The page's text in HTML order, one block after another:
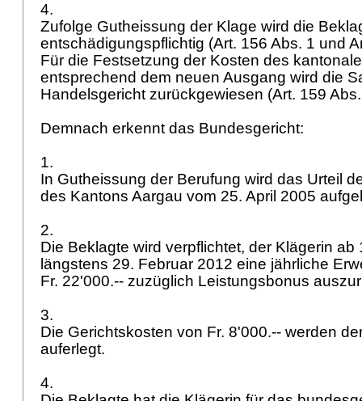
4.
Zufolge Gutheissung der Klage wird die
entschädigungspflichtig (Art. 156 Abs. 1 und
Für die Festsetzung der Kosten des
entsprechend dem neuen Ausgang wird die
Handelsgericht zurückgewiesen (Art. 159
Demnach erkennt das Bundesgericht:
1.
In Gutheissung der Berufung wird das Urteil
des Kantons Aargau vom 25. April 2005
2.
Die Beklagte wird verpflichtet, der Klägerin ab
längstens 29. Februar 2012 eine jährliche
Fr. 22'000.-- zuzüglich Leistungsbonus
3.
Die Gerichtskosten von Fr. 8'000.-- werden
auferlegt.
4.